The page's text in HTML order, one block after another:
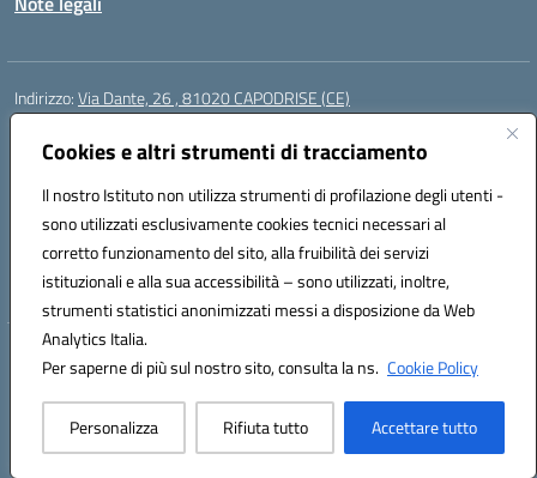
Cookies e altri strumenti di tracciamento
Il nostro Istituto non utilizza strumenti di profilazione degli utenti -
sono utilizzati esclusivamente cookies tecnici necessari al
corretto funzionamento del sito, alla fruibilità dei servizi
istituzionali e alla sua accessibilità – sono utilizzati, inoltre,
strumenti statistici anonimizzati messi a disposizione da Web
Analytics Italia.
Per saperne di più sul nostro sito, consulta la ns. Cookie Policy
Personalizza Rifiuta tutto Accettare tutto
Indirizzo:Via Dante, 26 , 81020 CAPODRISE (CE)
Centralino:
Posta elettronica certificata (PEC):CEIC83000V@pec.istruzione.it
Codice fiscale: 80103200616
Codice meccanografico:CEIC83000V
Codice Indice delle Pubbliche Amministrazioni (IPA): istsc_ceic83000v
Codice unico di fatturazione (CUF): UFO76N
Hosting & Powered by 3D Solution S.r.l.
Concept & Design by Designers Italia